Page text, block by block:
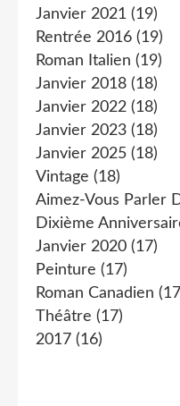
Janvier 2021 (19)
Rentrée 2016 (19)
Roman Italien (19)
Janvier 2018 (18)
Janvier 2022 (18)
Janvier 2023 (18)
Janvier 2025 (18)
Vintage (18)
Aimez-Vous Parler
Dixième
Janvier 2020 (17)
Peinture (17)
Roman Canadien
Théâtre (17)
2017 (16)